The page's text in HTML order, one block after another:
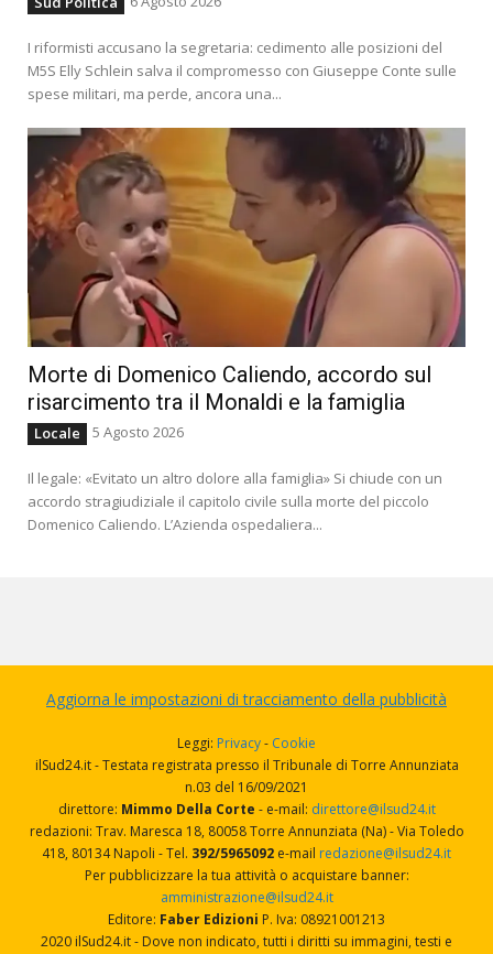
I riformisti accusano la segretaria: cedimento alle posizioni del
M5S Elly Schlein salva il compromesso con Giuseppe Conte sulle
spese militari, ma perde, ancora una...
Morte di Domenico Caliendo, accordo sul
risarcimento tra il Monaldi e la famiglia
Locale 5 Agosto 2026
Il legale: «Evitato un altro dolore alla famiglia» Si chiude con un
accordo stragiudiziale il capitolo civile sulla morte del piccolo
Domenico Caliendo. L’Azienda ospedaliera...
Aggiorna le impostazioni di tracciamento della pubblicità
Leggi: Privacy- Cookie
ilSud24.it - Testata registrata presso il Tribunale di Torre Annunziata
n.03 del 16/09/2021
direttore: Mimmo Della Corte - e-mail: direttore@ilsud24.it
redazioni: Trav. Maresca 18, 80058 Torre Annunziata (Na) - Via Toledo
418, 80134 Napoli - Tel. 392/5965092 e-mail redazione@ilsud24.it
Per pubblicizzare la tua attività o acquistare banner:
amministrazione@ilsud24.it
Editore: Faber Edizioni P. Iva: 08921001213
2020 ilSud24.it - Dove non indicato, tutti i diritti su immagini, testi e